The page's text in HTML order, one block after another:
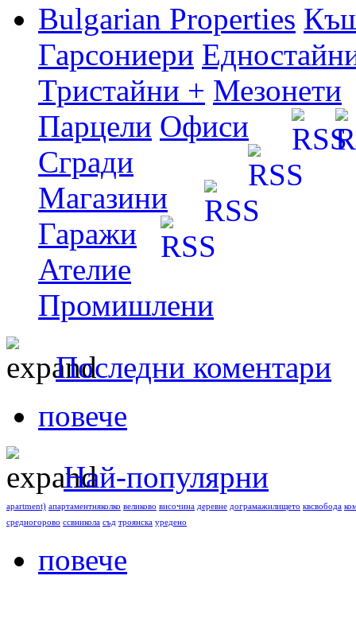
Bulgarian Properties
Гарсониери
Тристайни + Мезонети
Парцели Офиси
Сгради
Магазини
Гаражи
Ателие
Промишлени
Последни коментари
повече
Най-популярни
apartment) апартаментняколко великово височина деревне дограмажилището квсвобода
средногорово ссвникола съд троянска уредено
повече